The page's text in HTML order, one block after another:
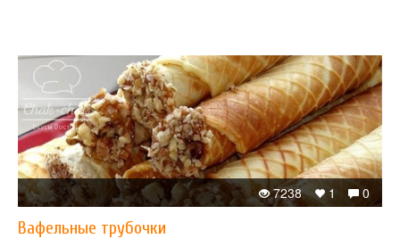
0
1
7238
Вафельные трубочки